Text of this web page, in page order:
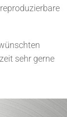
sehr gerne